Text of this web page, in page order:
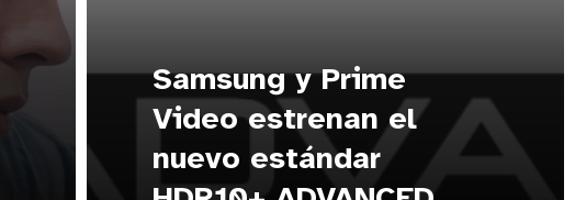
Samsung y Prime
Video estrenan el
nuevo estándar